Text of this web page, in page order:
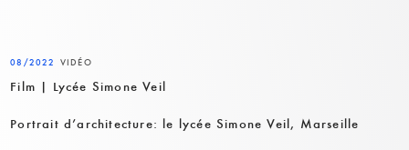
08/2022 VIDÉO
Film | Lycée Simone Veil
Portrait d’architecture: le lycée Simone Veil, Marseille